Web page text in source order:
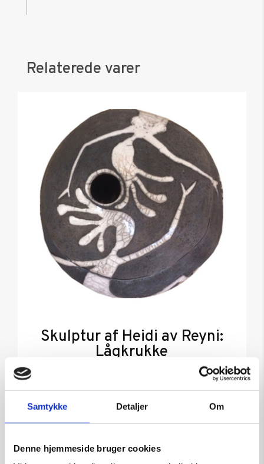
Samtykke Detaljer Om
Denne hjemmeside bruger cookies
Relaterede varer
Skulptur af Heidi av Reyni:
Lågkrukke
Størrelse:
kr.1.800,00
Tilføj til kurv